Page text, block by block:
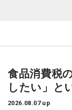
すよね。そんな時
倉」の由来は、お
お野菜や、お米等
8月24日（月）は
25日（火）は、「
ラでおなじみのパ
グル「サンキュー
食品消費税
したい」と
2026.08.07 up